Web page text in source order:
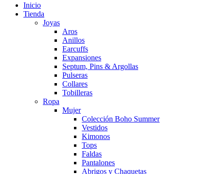
Inicio
Tienda
Joyas
Aros
Anillos
Earcuffs
Expansiones
Septum, Pins & Argollas
Pulseras
Collares
Tobilleras
Ropa
Mujer
Colección Boho Summer
Vestidos
Kimonos
Tops
Faldas
Pantalones
Abrigos y Chaquetas